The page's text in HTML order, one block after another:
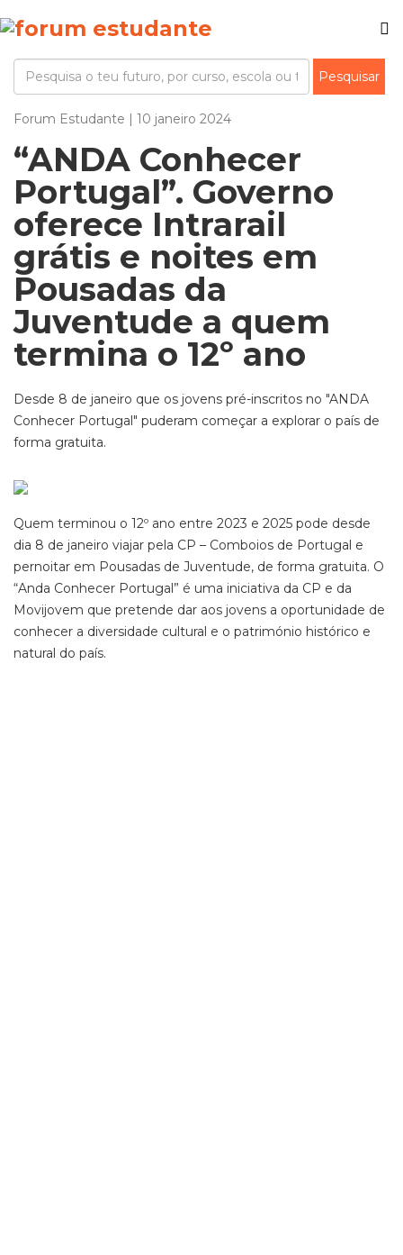
Forum Estudante | 10 janeiro 2024
“ANDA Conhecer
Portugal”. Governo
oferece Intrarail
grátis e noites em
Pousadas da
Juventude a quem
termina o 12º ano
Desde 8 de janeiro que os jovens pré-inscritos no "ANDA
Conhecer Portugal" puderam começar a explorar o país de
forma gratuita.
Quem terminou o 12º ano entre 2023 e 2025 pode desde
dia 8 de janeiro viajar pela CP – Comboios de Portugal e
pernoitar em Pousadas de Juventude, de forma gratuita. O
“Anda Conhecer Portugal” é uma iniciativa da CP e da
Movijovem que pretende dar aos jovens a oportunidade de
conhecer a diversidade cultural e o património histórico e
natural do país.